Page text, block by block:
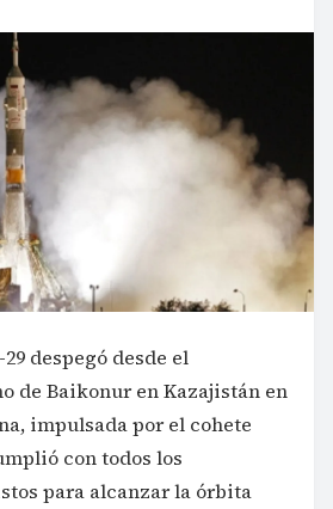
29 despegó desde el
de Baikonur en Kazajistán en
impulsada por el cohete
con todos los
para alcanzar la órbita